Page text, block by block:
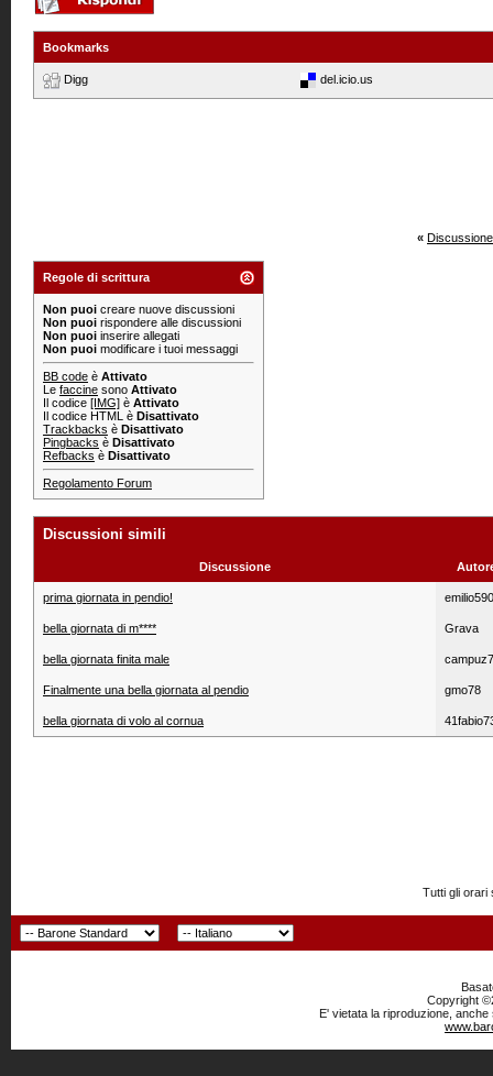
Bookmarks
Digg del.icio.us
«
Regole di scrittura
Non puoi creare nuove discussioni
Non puoi rispondere alle discussioni
Non puoi inserire allegati
Non puoi modificare i tuoi messaggi
BB code è Attivato
Le faccine sono Attivato
Il codice [IMG] è Attivato
Il codice HTML è Disattivato
Trackbacks è Disattivato
Pingbacks è Disattivato
Refbacks è Disattivato
Regolamento Forum
Discussioni simili
Discussione
prima giornata in pendio!
bella giornata di m**** Grava
bella giornata finita male
Finalmente una bella giornata al pendio gmo78
bella giornata di volo al cornua
Tutti gli orari
Copyright
E' vietata la riproduzione,